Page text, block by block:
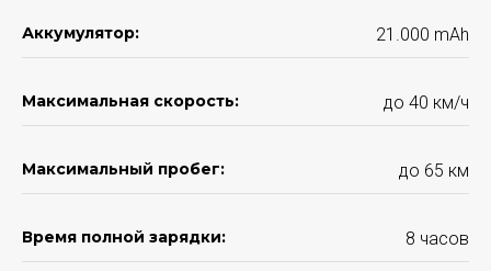
Аккумулятор: 21.000 mАh
Максимальная скорость: до 40 км/ч
Максимальный пробег: до 65 км
Время полной зарядки: 8 часов